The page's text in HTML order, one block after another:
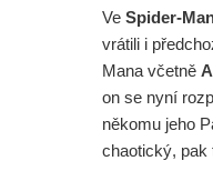
Ve Spider-
vrátili i
Mana včetně
on se nyní
někomu jeho
chaotický, pak